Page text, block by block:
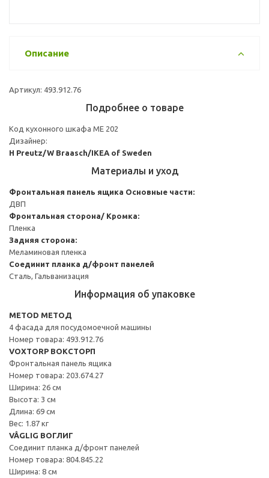
Описание
Артикул: 493.912.76
Подробнее о товаре
Код кухонного шкафа ME 202
Дизайнер:
H Preutz/W Braasch/IKEA of Sweden
Материалы и уход
Фронтальная панель ящика Основные части:
ДВП
Фронтальная сторона/ Кромка:
Пленка
Задняя сторона:
Меламиновая пленка
Соединит планка д/фронт панелей
Сталь, Гальванизация
Информация об упаковке
METOD МЕТОД
4 фасада для посудомоечной машины
Номер товара: 493.912.76
VOXTORP ВОКСТОРП
Фронтальная панель ящика
Номер товара: 203.674.27
Ширина: 26 см
Высота: 3 см
Длина: 69 см
Вес: 1.87 кг
VÅGLIG ВОГЛИГ
Соединит планка д/фронт панелей
Номер товара: 804.845.22
Ширина: 8 см